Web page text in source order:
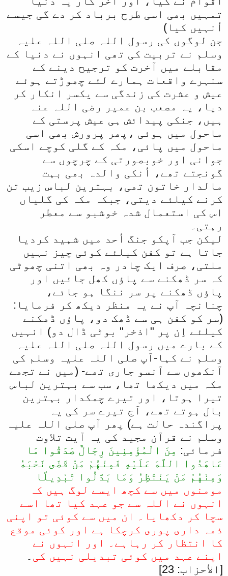
تمہیں بھی اسی طرح برباد کر دے گی جیسے
اُنہیں کیا)
جن لوگوں کی رسول اللہ صلی اللہ علیہ
وسلم نے تربیت کی تھی انہوں نے دنیا کے
مقابلے میں آخرت کو ترجیح دینے کے
سنہرے واقعات ہمارے لئے چھوڑتے ہوئے
عیش و عشرت کی زندگی سے یکسر انکار کر
دیا، یہ مصعب بن عمیر رضی اللہ عنہ
ہیں، جنکی پیدائش ہی عیش پرستی کے
ماحول میں ہوئی ،پھر پرورش بھی اسی
ماحول میں پائی، مکہ کے گلی کوچے اسکی
جوانی اور خوبصورتی کے چرچوں سے
گونجتے تھے، اُنکی والدہ بھی بہت
مالدار خاتون تھی، بہترین لباس زیب تن
کرنے کیلئے دیتی، جبکہ مکہ کی گلیاں
اس کی استعمال شدہ خوشبو سے معطر
رہتی۔
لیکن جب آپکو جنگ اُحد میں شہید کردیا
جاتا ہے تو کفن کیلئے کوئی چیز نہیں
ملتی، صرف ایک چادر وہ بھی اتنی چھوٹی
کہ سر ڈھکنے سے پاؤں کھل جائیں اور
پاؤں ڈھکنے پر سر ننگا ہو جائے،
چنانچہ آپ نے یہ منظر دیکھ کر فرمایا:
(سر کو کفن ہی سے ڈھک دو، پاؤں ڈھکنے
کیلئے اِن پر "اذخر" بوٹی ڈال دو) انہیں
کے بارے میں رسول اللہ صلی اللہ علیہ
وسلم نے کہا-آپ صلی اللہ علیہ وسلم کی
آنکھوں سے آنسو جاری تھے- (میں نے تجھے
مکہ میں دیکھا تھا، سب سے بہترین لباس
تیرا ہوتا، اور تیرے چمکدار بہترین
بال ہوتے تھے، آج تیرے سر کی یہ
پراگندہ حالت ہے) پھر آپ صلی اللہ علیہ
وسلم نے قرآن مجید کی یہ آیت تلاوت
فرمائی: مِنَ الْمُؤْمِنِينَ رِجَالٌ صَدَقُوا مَا
عَاهَدُوا اللَّهَ عَلَيْهِ فَمِنْهُمْ مَنْ قَضَى نَحْبَهُ
وَمِنْهُمْ مَنْ يَنْتَظِرُ وَمَا بَدَّلُوا تَبْدِيلًا
مومنوں میں سے کچھ ایسے لوگ ہیں کہ
انہوں نے اللہ سے جو عہد کیا تھا اسے
سچا کر دکھایا۔ ان میں سے کوئی تو اپنی
ذمہ داری پوری کرچکا ہے اور کوئی موقع
کا انتظار کر رہاہے۔ اور انہوں نے
اپنے عہد میں کوئی تبدیلی نہیں کی ۔
[الأحزاب: 23]